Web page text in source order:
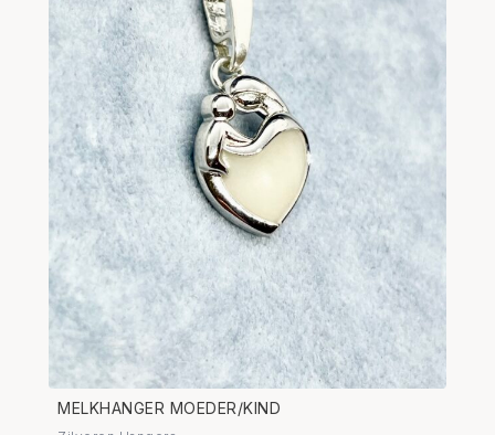
MELKHANGER MOEDER/KIND